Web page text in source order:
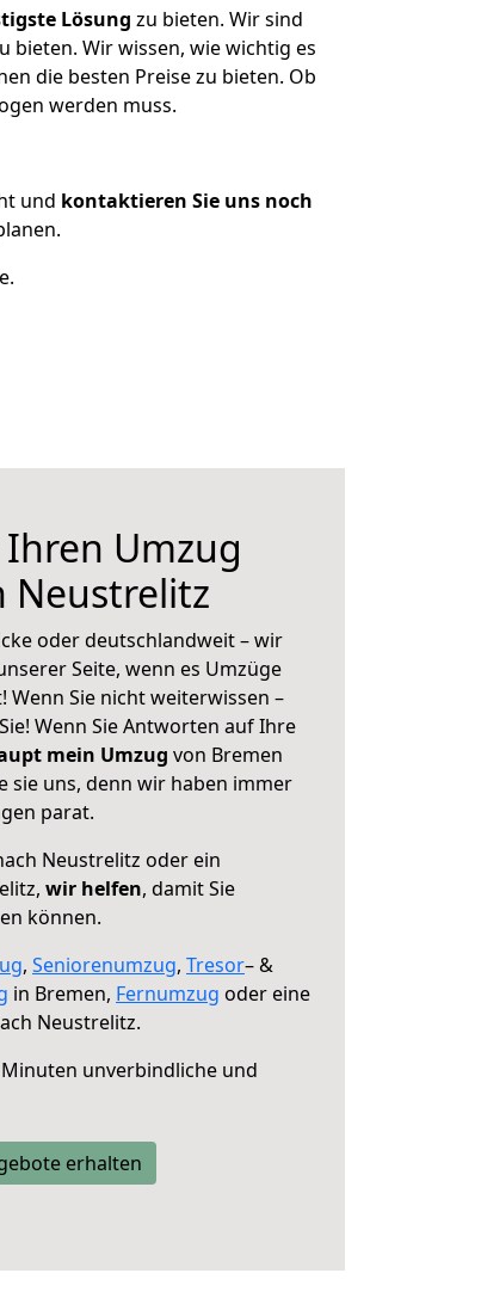
Lösung zu bieten. Wir sind
bieten. Wir wissen, wie wichtig es
die besten Preise zu bieten. Ob
werden muss.
und kontaktieren Sie uns noch
Umzug
Neustrelitz
oder deutschlandweit – wir
Seite, wenn es Umzüge
Sie nicht weiterwissen –
Wenn Sie Antworten auf Ihre
mein Umzug von Bremen
sie uns, denn wir haben immer
parat.
Neustrelitz oder ein
wir helfen, damit Sie
können.
, Seniorenumzug, Tresor– &
in Bremen, Fernumzug oder eine
Neustrelitz.
unverbindliche und
erhalten